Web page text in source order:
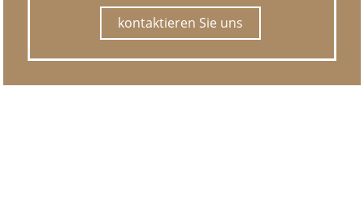
kontaktieren Sie uns